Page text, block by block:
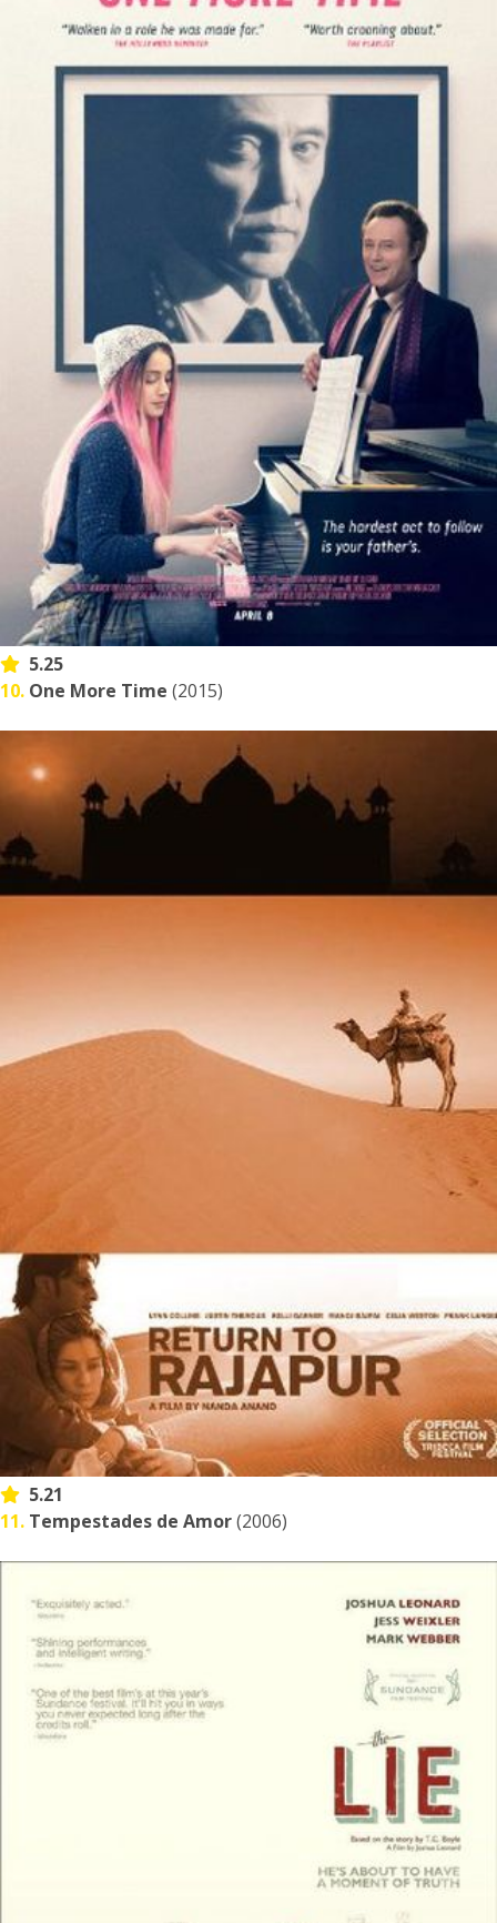
5.25
10. One More Time (2015)
5.21
11. Tempestades de Amor(2006)